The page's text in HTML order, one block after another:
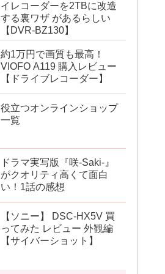
イレコーダーを2TBに改造
する裏ワザ があるらしい
【DVR-BZ130】
約1万円で画質も最高！
VIOFO A119 購入レビュー
【ドライブレコーダー】
役立つオンラインショップ
一覧
ドラマ実写版『咲-Saki-』
がクオリティ高くて面白
い！1話の感想
【ソニー】 DSC-HX5V 買
ってみた レビュー 外観編
【サイバーショット】